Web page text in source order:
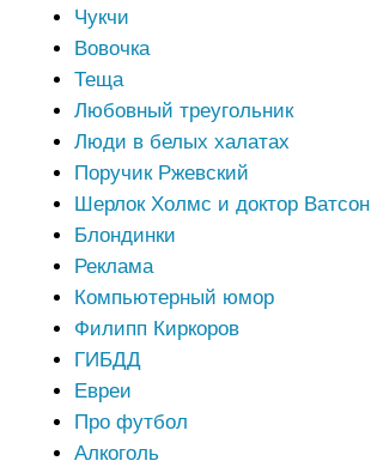
Чукчи
Вовочка
Теща
Любовный треугольник
Люди в белых халатах
Поручик Ржевский
Шерлок Холмс и доктор Ватсон
Блондинки
Реклама
Компьютерный юмор
Филипп Киркоров
ГИБДД
Евреи
Про футбол
Алкоголь